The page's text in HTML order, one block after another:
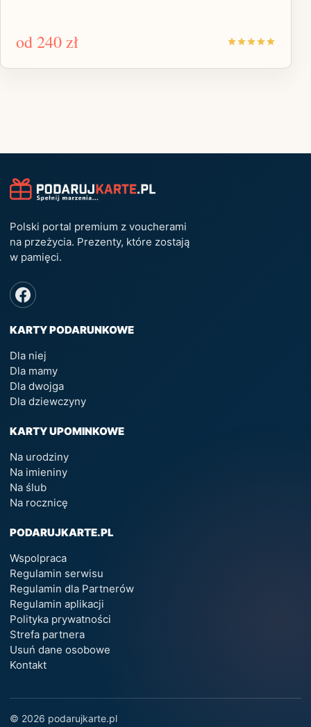
od 240 zł
Polski portal premium z voucherami
na przeżycia. Prezenty, które zostają
w pamięci.
KARTY PODARUNKOWE
Dla niej
Dla mamy
Dla dwojga
Dla dziewczyny
KARTY UPOMINKOWE
Na urodziny
Na imieniny
Na ślub
Na rocznicę
PODARUJKARTE.PL
Wspolpraca
Regulamin serwisu
Regulamin dla Partnerów
Regulamin aplikacji
Polityka prywatności
Strefa partnera
Usuń dane osobowe
Kontakt
© 2026 podarujkarte.pl